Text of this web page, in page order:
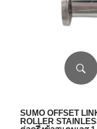
SUMO OFFSET
ROLLER